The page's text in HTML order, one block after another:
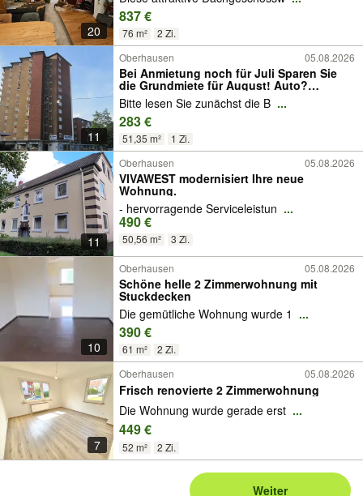
20
837 €
76 m² 2 Zi.
11
Oberhausen 05.08.2026
Bei Anmietung noch für Juli Sparen Sie
die Grundmiete für August! Auto?
Unnötig! Großzügiges, helles Appartment
mit Balkon in der Innenstadt
Bitte lesen Sie zunächst die B ...
283 €
51,35 m² 1 Zi.
11
Oberhausen 05.08.2026
VIVAWEST modernisiert Ihre neue
Wohnung.
- hervorragende Serviceleistun ...
490 €
50,56 m² 3 Zi.
10
Oberhausen 05.08.2026
Schöne helle 2 Zimmerwohnung mit
Stuckdecken
Die gemütliche Wohnung wurde 1 ...
390 €
61 m² 2 Zi.
7
Oberhausen 05.08.2026
Frisch renovierte 2 Zimmerwohnung
Die Wohnung wurde gerade erst ...
449 €
52 m² 2 Zi.
Weiter